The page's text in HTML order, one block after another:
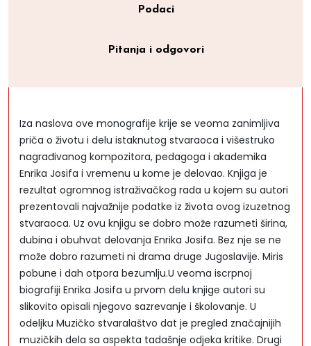
Podaci
Pitanja i odgovori
Iza naslova ove monografije krije se veoma zanimljiva
priča o životu i delu istaknutog stvaraoca i višestruko
nagrađivanog kompozitora, pedagoga i akademika
Enrika Josifa i vremenu u kome je delovao. Knjiga je
rezultat ogromnog istraživačkog rada u kojem su autori
prezentovali najvažnije podatke iz života ovog izuzetnog
stvaraoca. Uz ovu knjigu se dobro može razumeti širina,
dubina i obuhvat delovanja Enrika Josifa. Bez nje se ne
može dobro razumeti ni drama druge Jugoslavije. Miris
pobune i dah otpora bezumlju.U veoma iscrpnoj
biografiji Enrika Josifa u prvom delu knjige autori su
slikovito opisali njegovo sazrevanje i školovanje. U
odeljku Muzičko stvaralaštvo dat je pregled značajnijih
muzičkih dela sa aspekta tadašnje odjeka kritike. Drugi